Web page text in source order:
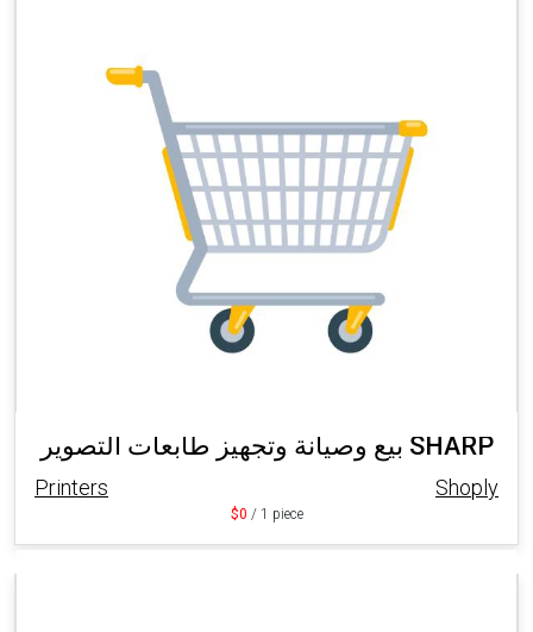
بيع وصيانة وتجهيز طابعات التصوير SHARP
Printers Shoply
$0 / 1 piece